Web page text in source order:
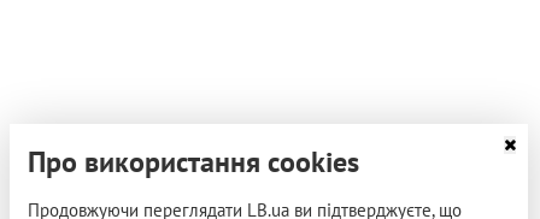
Про використання cookies
Продовжуючи переглядати LB.ua ви підтверджуєте, що